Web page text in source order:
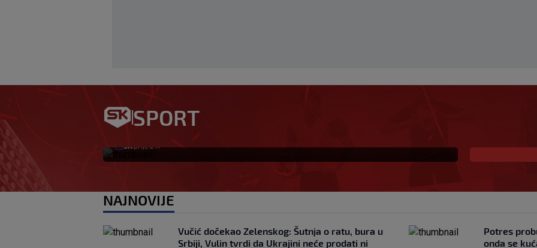
SPORT
Telegraph ozbiljno optužio Infantina:
Njegova ljubavnica isplaćena je
novcem UEFA-e?
SK prije 2 h
NAJNOVIJE
Vučić dočekao Zelenskog: Šutnja o ratu, bura u
Srbiji, Vulin tvrdi da Ukrajini neće prodati ni
Potres
onda se